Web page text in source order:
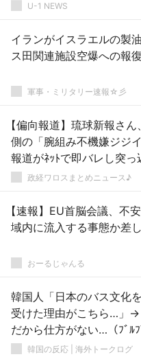
U-1 NEWS
イランがイスラエルの製
ス田関連施設空爆への報復
軍事・ミリタリー速報☆彡
【偏向報道】琉球新報さ
側の「腕組み不機嫌ジジ
報道がﾈｯﾄで即バレし突
ｗｗｗｗ
政経ワロスまとめニュース♪
【速報】EU首脳会議、不
域内に流入する事態か差
おーるじゃんる
韓国人「日本のバス文化
受けた理由がこちら…」
だから仕方がない…（ﾌﾞﾙ
韓国の反応 | 海外トークログ